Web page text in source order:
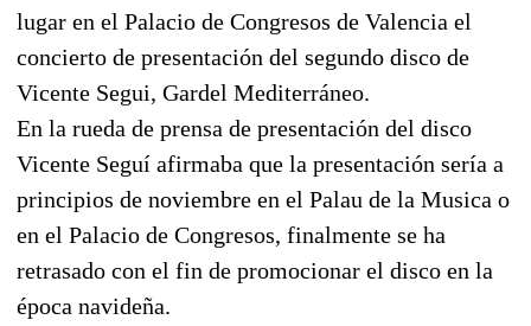
lugar en el Palacio de Congresos de Valencia el
concierto de presentación del segundo disco de
Vicente Segui, Gardel Mediterráneo.
En la rueda de prensa de presentación del disco
Vicente Seguí afirmaba que la presentación sería a
principios de noviembre en el Palau de la Musica o
en el Palacio de Congresos, finalmente se ha
retrasado con el fin de promocionar el disco en la
época navideña.